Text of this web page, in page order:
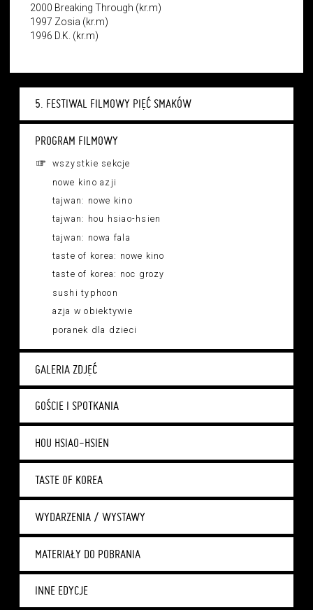
5. FESTIWAL FILMOWY PIĘĆ SMAKÓW
PROGRAM FILMOWY
wszystkie sekcje
nowe kino azji
tajwan: nowe kino
tajwan: hou hsiao-hsien
tajwan: nowa fala
taste of korea: nowe kino
taste of korea: noc grozy
sushi typhoon
azja w obiektywie
poranek dla dzieci
GALERIA ZDJĘĆ
GOŚCIE I SPOTKANIA
HOU HSIAO-HSIEN
TASTE OF KOREA
WYDARZENIA / WYSTAWY
MATERIAŁY DO POBRANIA
INNE EDYCJE
2000 Breaking Through (kr.m)
1997 Zosia (kr.m)
1996 D.K. (kr.m)